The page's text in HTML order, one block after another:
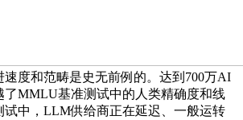
速度和范畴是史无前例的。达到700万AI
了MMLU基准测试中的人类精确度和线
试中，LLM供给商正在延迟、一般运转